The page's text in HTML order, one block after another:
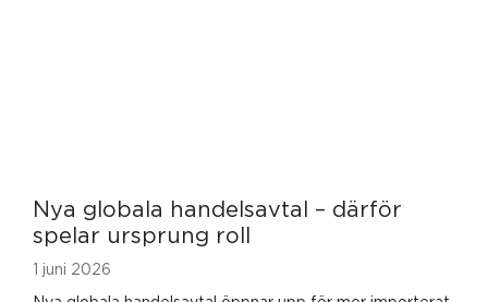
Nya globala handelsavtal – därför
spelar ursprung roll
1 juni 2026